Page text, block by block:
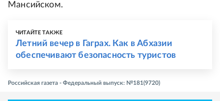
Мансийском.
ЧИТАЙТЕ ТАКЖЕ
Летний вечер в Гаграх. Как в Абхазии
обеспечивают безопасность туристов
Российская газета - Федеральный выпуск: №181(9720)